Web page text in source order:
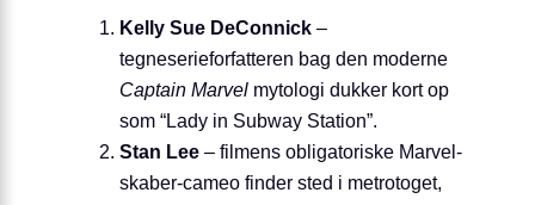
Kelly Sue DeConnick –
tegneserieforfatteren bag den moderne
Captain Marvel mytologi dukker kort op
som “Lady in Subway Station”.
Stan Lee – filmens obligatoriske Marvel-
skaber‐cameo finder sted i metrotoget,